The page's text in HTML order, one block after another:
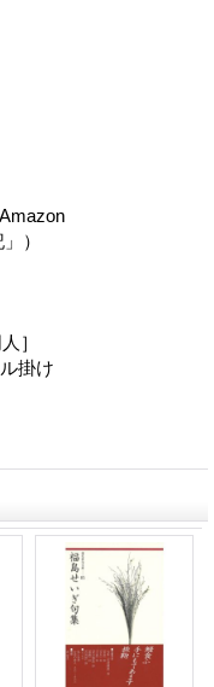
）
］
掛け